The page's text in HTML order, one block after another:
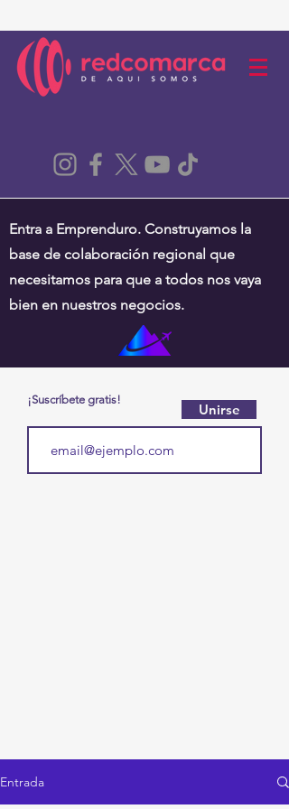
Entra a Emprenduro. Construyamos la
base de colaboración regional que
necesitamos para que a todos nos vaya
bien en nuestros negocios.
¡Suscríbete gratis!
Unirse
Entrada